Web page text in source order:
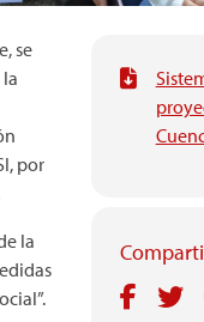
se
por
la